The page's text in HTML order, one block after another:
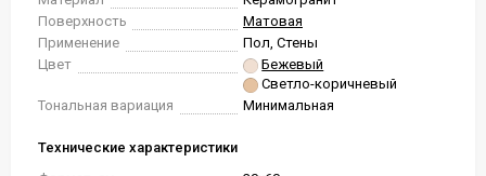
Поверхность
Матовая
Применение
Пол, Стены
Цвет
Бежевый
Светло-коричневый
Тональная вариация
Минимальная
Технические характеристики